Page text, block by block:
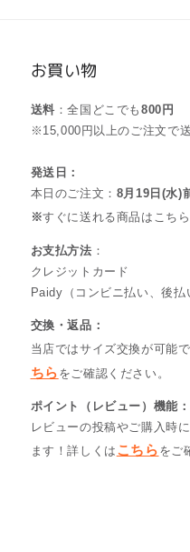
お買い物
送料 ：全国どこでも 800円
※15,000円以上のご注文で
発送日：
本日のご注文： 8月19日(水)
※すぐに送れる商品はこちら
お支払方法 ：
クレジットカード
Paidy（コンビニ払い、後払
交換・返品：
当店ではサイズ交換が可能
ちら をご確認ください。
ポイント（レビュー）機能：
レビューの投稿やご購入時
ます！詳しくは こちら をご